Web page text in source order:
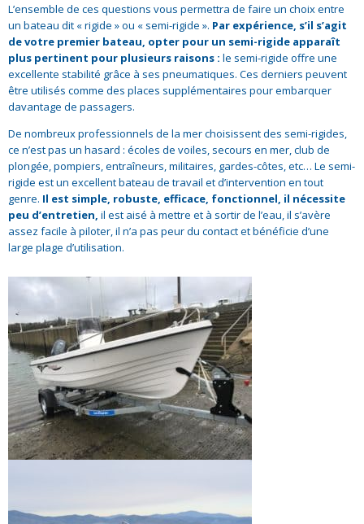
L’ensemble de ces questions vous permettra de faire un choix entre
un bateau dit « rigide » ou « semi-rigide ». Par expérience, s’il s’agit
de votre premier bateau, opter pour un semi-rigide apparaît
plus pertinent pour plusieurs raisons : le semi-rigide offre une
excellente stabilité grâce à ses pneumatiques. Ces derniers peuvent
être utilisés comme des places supplémentaires pour embarquer
davantage de passagers.
De nombreux professionnels de la mer choisissent des semi-rigides,
ce n’est pas un hasard : écoles de voiles, secours en mer, club de
plongée, pompiers, entraîneurs, militaires, gardes-côtes, etc… Le semi-
rigide est un excellent bateau de travail et d’intervention en tout
genre. Il est simple, robuste, efficace, fonctionnel, il nécessite
peu d’entretien, il est aisé à mettre et à sortir de l’eau, il s’avère
assez facile à piloter, il n’a pas peur du contact et bénéficie d’une
large plage d’utilisation.